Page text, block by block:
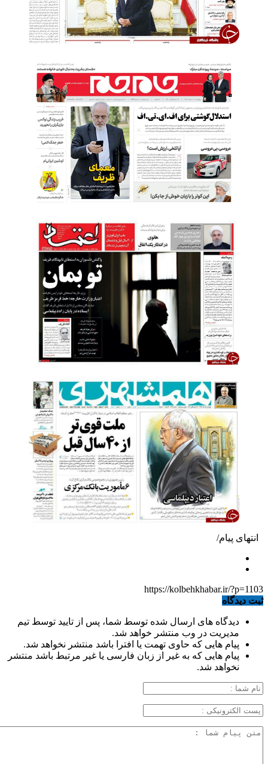
انتهای پیام/
https://kolbehkhabar.ir/?p=1103
ثبت دیدگاه
دیدگاه های ارسال شده توسط شما، پس از تایید توسط تیم
مدیریت در وب منتشر خواهد شد.
پیام هایی که حاوی تهمت یا افترا باشد منتشر نخواهد شد.
پیام هایی که به غیر از زبان فارسی یا غیر مرتبط باشد منتشر
نخواهد شد.